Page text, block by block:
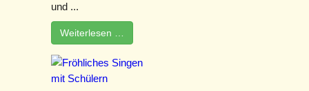
und ...
Weiterlesen …